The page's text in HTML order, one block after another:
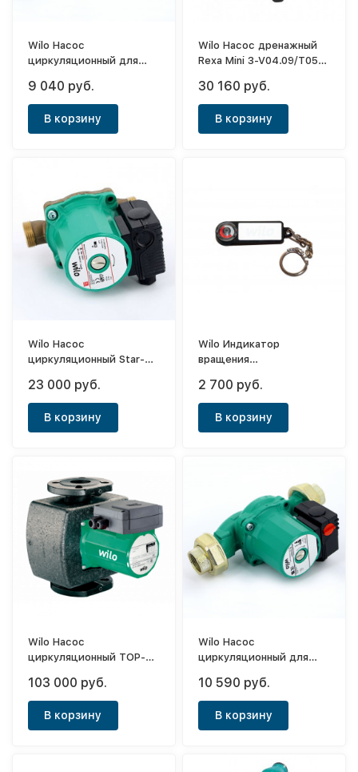
Wilo Насос
циркуляционный для
RS 30/4 с амер-ми
9 040 руб.
В корзину
Wilo Насос дренажный
Rexa Mini 3-V04.09/T05-
30 160 руб.
В корзину
Wilo Насос
циркуляционный Star-Z
23 000 руб.
В корзину
Wilo Индикатор
вращения
2 700 руб.
В корзину
Wilo Насос
циркуляционный TOP-S
103 000 руб.
В корзину
Wilo Насос
циркуляционный для
RS 30/6 с амер-ми
10 590 руб.
В корзину